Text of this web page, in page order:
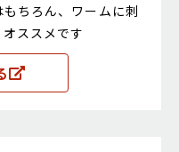
ちろん、ワームに刺
ススメです